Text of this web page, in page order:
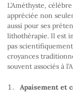
L’Améthyste,
appréciée non
aussi pour ses
lithothérapie. Il est
pas
croyances
souvent associés à
Apaisement et